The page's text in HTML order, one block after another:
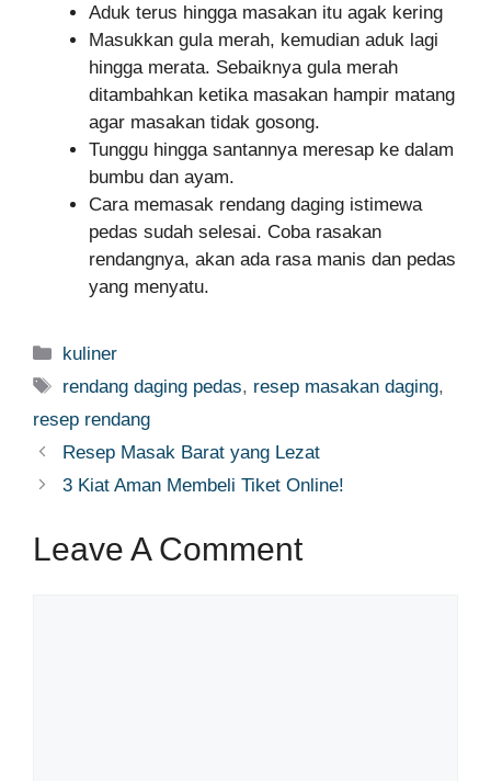
Aduk terus hingga masakan itu agak kering
Masukkan gula merah, kemudian aduk lagi
hingga merata. Sebaiknya gula merah
ditambahkan ketika masakan hampir matang
agar masakan tidak gosong.
Tunggu hingga santannya meresap ke dalam
bumbu dan ayam.
Cara memasak rendang daging istimewa
pedas sudah selesai. Coba rasakan
rendangnya, akan ada rasa manis dan pedas
yang menyatu.
Categories
kuliner
Tags
rendang daging pedas, resep masakan daging,
resep rendang
Resep Masak Barat yang Lezat
3 Kiat Aman Membeli Tiket Online!
Leave A Comment